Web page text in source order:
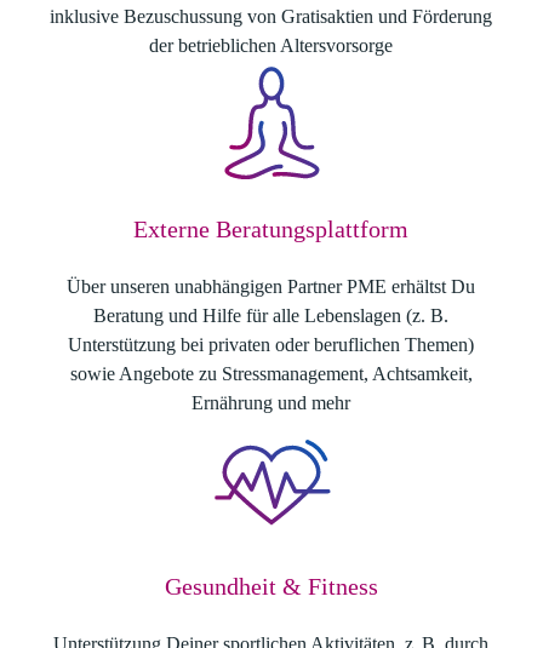
inklusive Bezuschussung von Gratisaktien und Förderung
der betrieblichen Altersvorsorge
Externe Beratungsplattform
Über unseren unabhängigen Partner PME erhältst Du
Beratung und Hilfe für alle Lebenslagen (z. B.
Unterstützung bei privaten oder beruflichen Themen)
sowie Angebote zu Stressmanagement, Achtsamkeit,
Ernährung und mehr
Gesundheit & Fitness